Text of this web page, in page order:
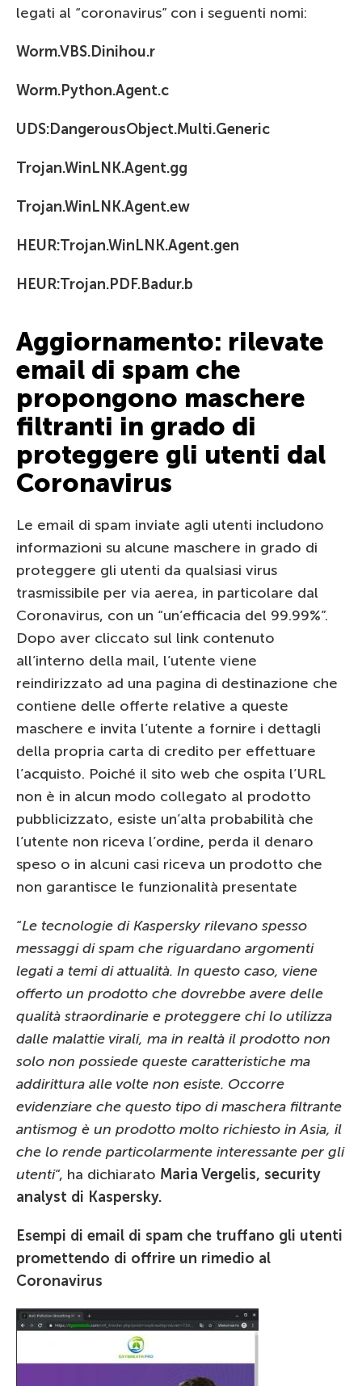
legati al “coronavirus” con i seguenti nomi:
Worm.VBS.Dinihou.r
Worm.Python.Agent.c
UDS:DangerousObject.Multi.Generic
Trojan.WinLNK.Agent.gg
Trojan.WinLNK.Agent.ew
HEUR:Trojan.WinLNK.Agent.gen
HEUR:Trojan.PDF.Badur.b
Aggiornamento: rilevate
email di spam che
propongono maschere
filtranti in grado di
proteggere gli utenti dal
Coronavirus
Le email di spam inviate agli utenti includono
informazioni su alcune maschere in grado di
proteggere gli utenti da qualsiasi virus
trasmissibile per via aerea, in particolare dal
Coronavirus, con un “un’efficacia del 99.99%”.
Dopo aver cliccato sul link contenuto
all’interno della mail, l’utente viene
reindirizzato ad una pagina di destinazione che
contiene delle offerte relative a queste
maschere e invita l’utente a fornire i dettagli
della propria carta di credito per effettuare
l’acquisto. Poiché il sito web che ospita l’URL
non è in alcun modo collegato al prodotto
pubblicizzato, esiste un’alta probabilità che
l’utente non riceva l’ordine, perda il denaro
speso o in alcuni casi riceva un prodotto che
non garantisce le funzionalità presentate
“Le tecnologie di Kaspersky rilevano spesso
messaggi di spam che riguardano argomenti
legati a temi di attualità. In questo caso, viene
offerto un prodotto che dovrebbe avere delle
qualità straordinarie e proteggere chi lo utilizza
dalle malattie virali, ma in realtà il prodotto non
solo non possiede queste caratteristiche ma
addirittura alle volte non esiste. Occorre
evidenziare che questo tipo di maschera filtrante
antismog è un prodotto molto richiesto in Asia, il
che lo rende particolarmente interessante per gli
utenti“, ha dichiarato Maria Vergelis, security
analyst di Kaspersky.
Esempi di email di spam che truffano gli utenti
promettendo di offrire un rimedio al
Coronavirus